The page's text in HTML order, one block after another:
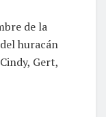
de la
huracán
Gert,